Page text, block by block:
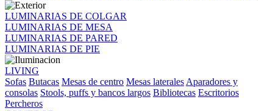
LUMINARIAS DE COLGAR
LUMINARIAS DE MESA
LUMINARIAS DE PARED
LUMINARIAS DE PIE
LIVING
Sofas Butacas Mesas de centro Mesas laterales Aparadores y
consolas Stools, puffs y bancos largos Bibliotecas Escritorios
Percheros